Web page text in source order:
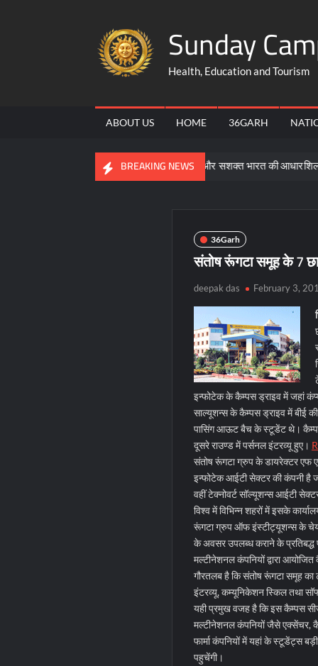
Sunday
Health, Education and Tourism
ABOUT US HOME 36GARH
BREAKING NEWS
समानता और भक्ति ही विकसित और सशक्त भारत की आधारशिला : साय
36Garh
संतोष रूंगटा समूह के 7
deepak das February 3,
इन्फोटेक के कैम्पस ड्राइव में जहां
साल्यूशन्स के कैम्पस ड्राइव में बीई
पासिंग आऊट बैच के स्टूडेंट थे। कैम्पस
दूसरे राउण्ड में पर्सनल इंटरव्यू हुए।
संतोष रूंगटा ग्रुप के डायरेक्टर एफ
इन्फोटेक आईटी सेक्टर की कंपनी है
वहीं टेक्नोवर्ट सॉल्यूशन्स आईटी
विश्व में विभिन्न शहरों में इसके
रूंगटा ग्रुप ऑफ इंस्टीट्यूशन्स के
के अवसर उपलब्ध कराने के प्रतिबद्ध
मल्टीनेशनल कंपनियों द्वारा
गौरतलब है कि संतोष रूंगटा समूह का
इंटरव्यू, कम्यूनिकेशन स्किल तथा
यही प्रमुख वजह है कि इस कैम्पस
मल्टीनेशनल कंपनियों जैसे एक्सेंचर,
फार्मा कंपनियों में यहां के स्टूडेंट्स
पहुचेंगी।